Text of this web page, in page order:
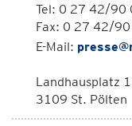
Tel: 0 27 42/90
Fax: 0 27 42/
E-Mail:
Landhausplatz 1
3109 St. Pölten